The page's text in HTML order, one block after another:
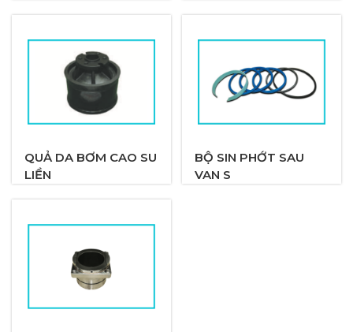
QUẢ DA BƠM CAO SU
LIỀN
BỘ SIN PHỚT SAU
VAN S